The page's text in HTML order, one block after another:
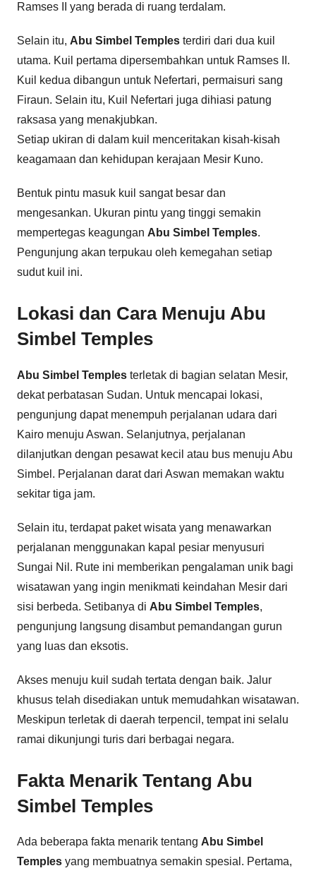
Ramses II yang berada di ruang terdalam.
Selain itu, Abu Simbel Temples terdiri dari dua kuil
utama. Kuil pertama dipersembahkan untuk Ramses II.
Kuil kedua dibangun untuk Nefertari, permaisuri sang
Firaun. Selain itu, Kuil Nefertari juga dihiasi patung
raksasa yang menakjubkan.
Setiap ukiran di dalam kuil menceritakan kisah-kisah
keagamaan dan kehidupan kerajaan Mesir Kuno.
Bentuk pintu masuk kuil sangat besar dan
mengesankan. Ukuran pintu yang tinggi semakin
mempertegas keagungan Abu Simbel Temples.
Pengunjung akan terpukau oleh kemegahan setiap
sudut kuil ini.
Lokasi dan Cara Menuju Abu
Simbel Temples
Abu Simbel Temples terletak di bagian selatan Mesir,
dekat perbatasan Sudan. Untuk mencapai lokasi,
pengunjung dapat menempuh perjalanan udara dari
Kairo menuju Aswan. Selanjutnya, perjalanan
dilanjutkan dengan pesawat kecil atau bus menuju Abu
Simbel. Perjalanan darat dari Aswan memakan waktu
sekitar tiga jam.
Selain itu, terdapat paket wisata yang menawarkan
perjalanan menggunakan kapal pesiar menyusuri
Sungai Nil. Rute ini memberikan pengalaman unik bagi
wisatawan yang ingin menikmati keindahan Mesir dari
sisi berbeda. Setibanya di Abu Simbel Temples,
pengunjung langsung disambut pemandangan gurun
yang luas dan eksotis.
Akses menuju kuil sudah tertata dengan baik. Jalur
khusus telah disediakan untuk memudahkan wisatawan.
Meskipun terletak di daerah terpencil, tempat ini selalu
ramai dikunjungi turis dari berbagai negara.
Fakta Menarik Tentang Abu
Simbel Temples
Ada beberapa fakta menarik tentang Abu Simbel
Temples yang membuatnya semakin spesial. Pertama,